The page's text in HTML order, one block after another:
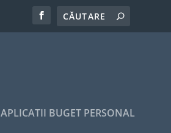
APLICATII BUGET PERSONAL